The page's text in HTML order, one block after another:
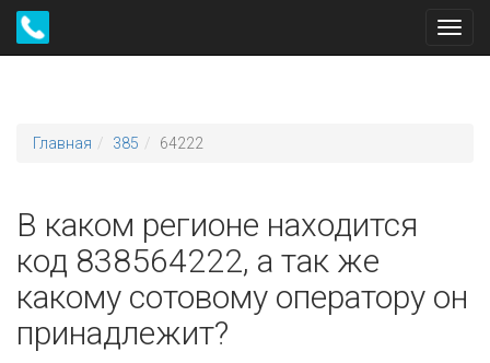
Главная 385 64222
В каком регионе находится
код 838564222, а так же
какому сотовому оператору он
принадлежит?